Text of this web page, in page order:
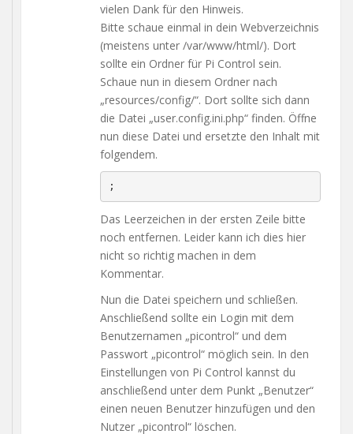
vielen Dank für den Hinweis.
Bitte schaue einmal in dein Webverzeichnis
(meistens unter /var/www/html/). Dort
sollte ein Ordner für Pi Control sein.
Schaue nun in diesem Ordner nach
„resources/config/“. Dort sollte sich dann
die Datei „user.config.ini.php“ finden. Öffne
nun diese Datei und ersetzte den Inhalt mit
folgendem.
;
Das Leerzeichen in der ersten Zeile bitte
noch entfernen. Leider kann ich dies hier
nicht so richtig machen in dem
Kommentar.
Nun die Datei speichern und schließen.
Anschließend sollte ein Login mit dem
Benutzernamen „picontrol“ und dem
Passwort „picontrol“ möglich sein. In den
Einstellungen von Pi Control kannst du
anschließend unter dem Punkt „Benutzer“
einen neuen Benutzer hinzufügen und den
Nutzer „picontrol“ löschen.